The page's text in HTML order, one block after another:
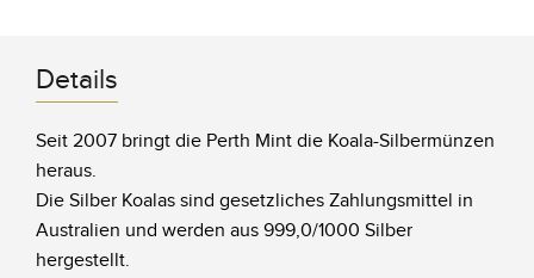
Details
Seit 2007 bringt die Perth Mint die Koala-Silbermünzen
heraus.
Die Silber Koalas sind gesetzliches Zahlungsmittel in
Australien und werden aus 999,0/1000 Silber
hergestellt.